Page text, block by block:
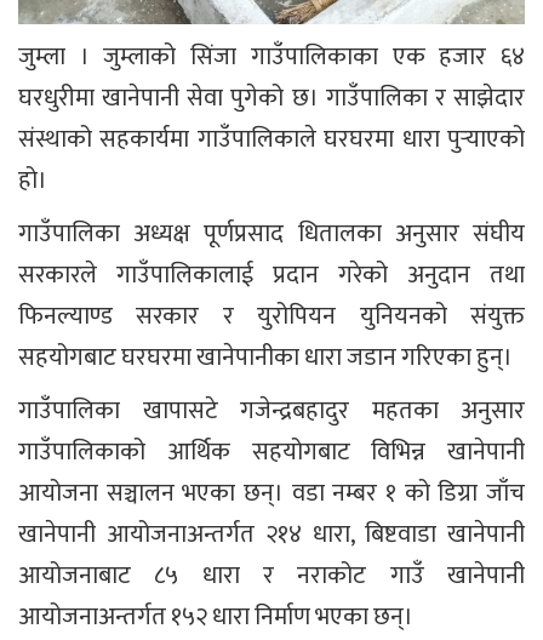
जुम्ला । जुम्लाको सिंजा गाउँपालिकाका एक हजार ६४
घरधुरीमा खानेपानी सेवा पुगेको छ। गाउँपालिका र साझेदार
संस्थाको सहकार्यमा गाउँपालिकाले घरघरमा धारा पुर्‍याएको
हो।
गाउँपालिका अध्यक्ष पूर्णप्रसाद धितालका अनुसार संघीय
सरकारले गाउँपालिकालाई प्रदान गरेको अनुदान तथा
फिनल्याण्ड सरकार र युरोपियन युनियनको संयुक्त
सहयोगबाट घरघरमा खानेपानीका धारा जडान गरिएका हुन्।
गाउँपालिका खापासटे गजेन्द्रबहादुर महतका अनुसार
गाउँपालिकाको आर्थिक सहयोगबाट विभिन्न खानेपानी
आयोजना सञ्चालन भएका छन्। वडा नम्बर १ को डिग्रा जाँच
खानेपानी आयोजनाअन्तर्गत २१४ धारा, बिष्टवाडा खानेपानी
आयोजनाबाट ८५ धारा र नराकोट गाउँ खानेपानी
आयोजनाअन्तर्गत १५२ धारा निर्माण भएका छन्।